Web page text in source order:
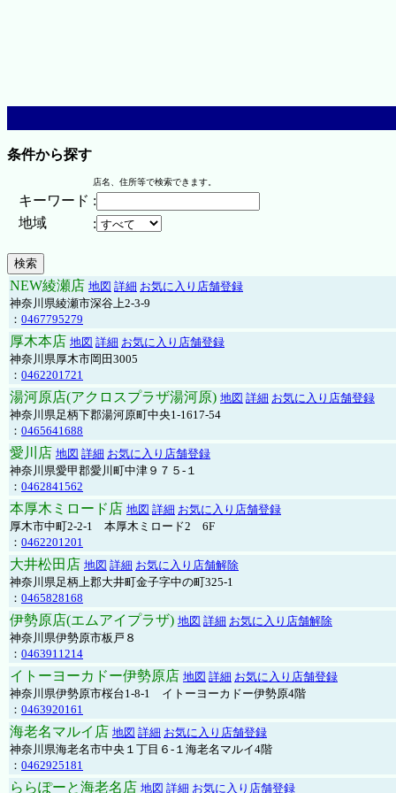
条件から探す
店名、住所等で検索できます。
キーワード :
地域
:
NEW綾瀬店 地図 詳細 お気に入り店舗登録
神奈川県綾瀬市深谷上2-3-9
： 0467795279
厚木本店 地図 詳細 お気に入り店舗登録
神奈川県厚木市岡田3005
： 0462201721
湯河原店(アクロスプラザ湯河原) 地図 詳細 お気に入り店舗登録
神奈川県足柄下郡湯河原町中央1-1617-54
： 0465641688
愛川店 地図 詳細 お気に入り店舗登録
神奈川県愛甲郡愛川町中津９７５-１
： 0462841562
本厚木ミロード店 地図 詳細 お気に入り店舗登録
厚木市中町2-2-1 本厚木ミロード2 6F
： 0462201201
大井松田店 地図 詳細 お気に入り店舗解除
神奈川県足柄上郡大井町金子字中の町325-1
： 0465828168
伊勢原店(エムアイプラザ) 地図 詳細 お気に入り店舗解除
神奈川県伊勢原市板戸８
： 0463911214
イトーヨーカドー伊勢原店 地図 詳細 お気に入り店舗登録
神奈川県伊勢原市桜台1-8-1 イトーヨーカドー伊勢原4階
： 0463920161
海老名マルイ店 地図 詳細 お気に入り店舗登録
神奈川県海老名市中央１丁目６-１海老名マルイ4階
： 0462925181
ららぽーと海老名店 地図 詳細 お気に入り店舗登録